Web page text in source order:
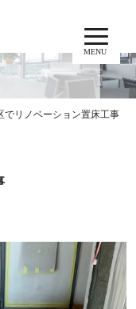
MENU
でリノベーション置床工事